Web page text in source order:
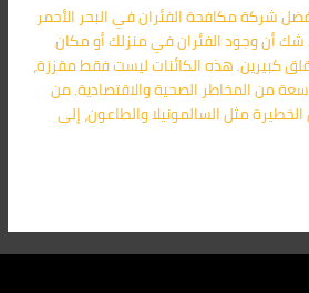
شركة مكافحة الفئران في البحر الأحمر
لا شك أن وجود الفئران في منزلك أو مكان
كبيرين. هذه الكائنات ليست فقط مقززة،
من المخاطر الصحية والاقتصادية. من
مثل السالمونيلا والطاعون، إلى